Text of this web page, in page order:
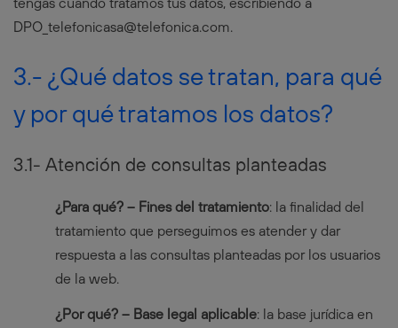
DPO_telefonicasa@telefonica.com.
3.- ¿Qué datos se tratan, para qué
y por qué tratamos los datos?
3.1- Atención de consultas planteadas
¿Para qué? – Fines del tratamiento: la finalidad del
tratamiento que perseguimos es atender y dar
respuesta a las consultas planteadas por los usuarios
de la web.
¿Por qué? – Base legal aplicable: la base jurídica en